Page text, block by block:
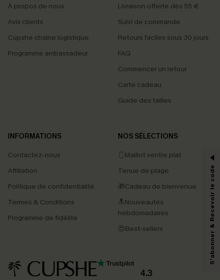
À propos de nous
Avis clients
Cupshe chaîne logistique
Programme ambassadeur
Livraison offerte dès 55 €
Suivi de commande
Retours faciles sous 30 jours
FAQ
Commencer un retour
Carte cadeau
Guide des tailles
INFORMATIONS
Contactez-nous
Affiliation
Politique de confidentialité
Termes & Conditions
Programme de fidélité
NOS SÉLECTIONS
🩱Maillot ventre plat
Tenue de plage
🎁Cadeau de bienvenue
🔝Nouveautés
hebdomadaires
😍Best-sellers
4.3
PROFITEZ DE -15%
-15% dès 2 Achetés par E-mail
*Un code par commande, valable une seule fois.
En soumettant votre adresse e-mail, vous acceptez de recevoir des e-mails
marketing (y compris du contenu généré par l'IA) de Cupshe et
reconnaissez avoir pris connaissance de nos
pouvons utiliser les données collectées sur notre site ainsi que des
produits susceptibles de vous intéresser, conformément à notre
Politique de
confidentialité
. Vous pouvez vous désabonner à tout moment.
S'abonner & Recevoir le code